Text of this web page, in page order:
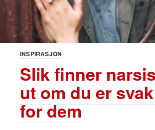
INSPIRASJON
Slik finner
ut om du er
for dem